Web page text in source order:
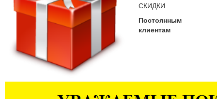
СКИДКИ
Постоянным
клиентам